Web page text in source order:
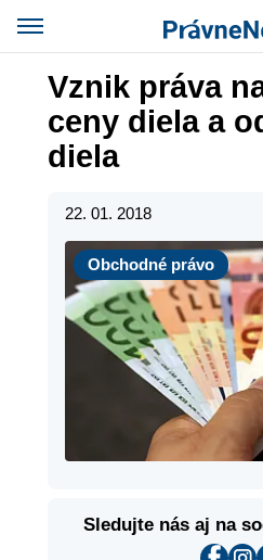
Vznik práva
ceny diela a
diela
22. 01. 2018
Obchodné právo
Obchodné právo
Sledujte nás aj na